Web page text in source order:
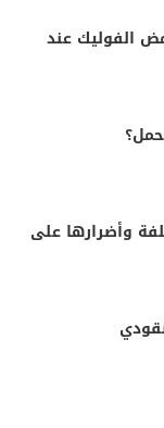
الفوليك عند
وأضرارها على